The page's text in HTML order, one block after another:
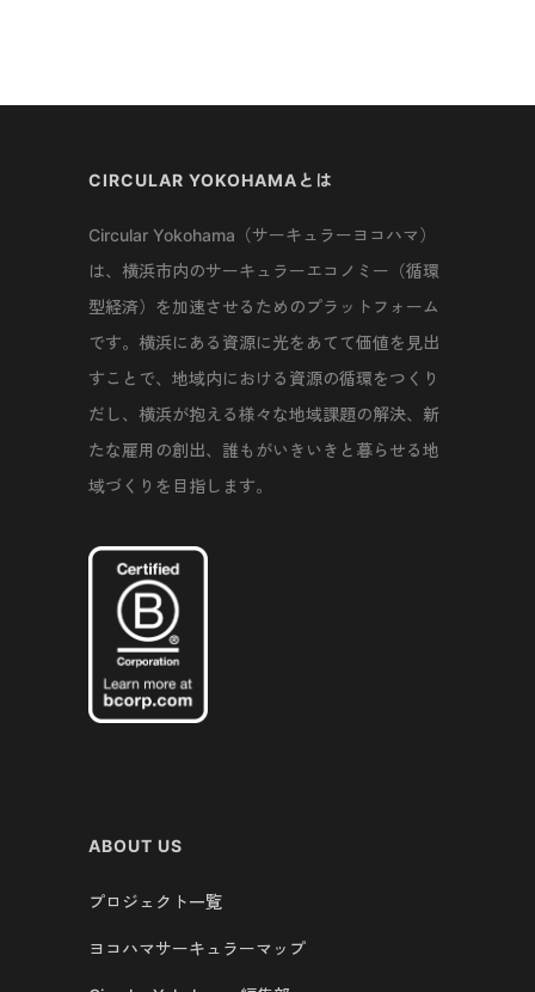
CIRCULAR YOKOHAMAとは
Circular Yokohama（サーキュラーヨコハマ）
は、横浜市内のサーキュラーエコノミー（循環
型経済）を加速させるためのプラットフォーム
です。横浜にある資源に光をあてて価値を見出
すことで、地域内における資源の循環をつくり
だし、横浜が抱える様々な地域課題の解決、新
たな雇用の創出、誰もがいきいきと暮らせる地
域づくりを目指します。
ABOUT US
プロジェクト一覧
ヨコハマサーキュラーマップ